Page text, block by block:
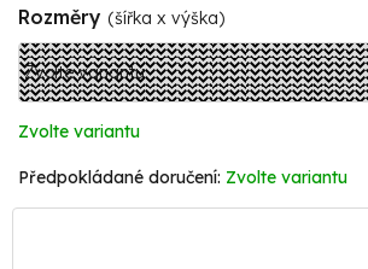
Rozměry (šířka x výška)
Zvolte variantu
Zvolte variantu